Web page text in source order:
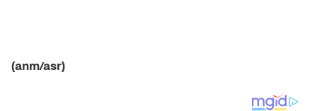
(anm/asr)